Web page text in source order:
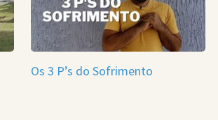
Os 3 P’s do Sofrimento